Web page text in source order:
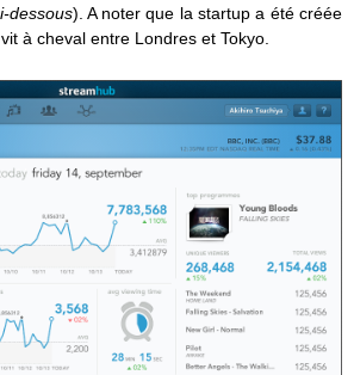
dessous). A noter que la startup a été créée
à cheval entre Londres et Tokyo.